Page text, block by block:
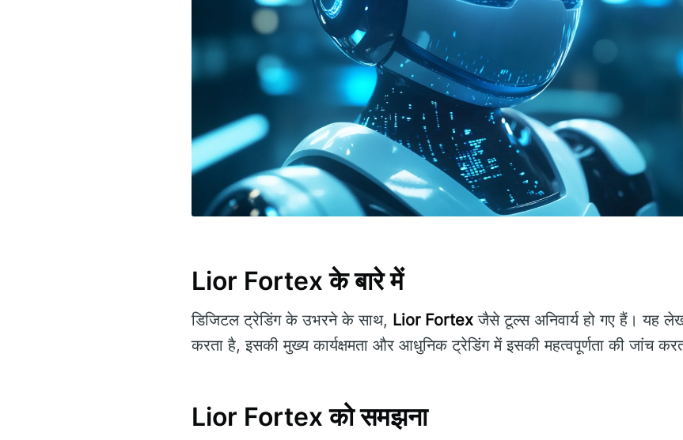
Lior Fortex के बारे में
डिजिटल ट्रेडिंग के उभरने के साथ, Lior Fortex जैसे टूल्स अनिवार्य हो गए हैं। यह
करता है, इसकी मुख्य कार्यक्षमता और आधुनिक ट्रेडिंग में इसकी महत्वपूर्णता की जांच
Lior Fortex को समझना